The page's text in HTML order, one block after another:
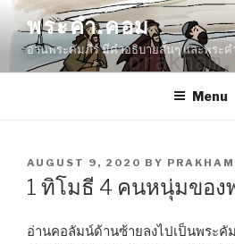
Skip
content
พระคำ.คอม
อ่านพระคัมภีร์ มีคำอธิบายสั้นๆ และพระค
Menu
POSTED
ON
AUGUST 9, 2020 BY PRAKHAM
1 ทิโมธี 4 คนหนุ่มของ
อ่านคอลัมน์ด้านซ้ายลงไปเป็นพระ